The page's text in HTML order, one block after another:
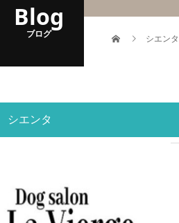
Blog
ブログ
シエンタ
シエンタ